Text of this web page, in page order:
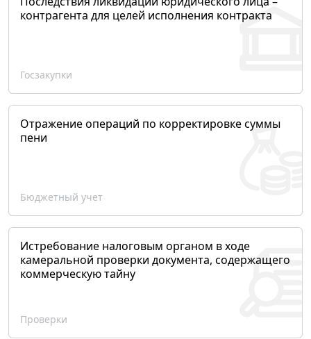
контрагента для целей исполнения контракта
Госзакупки
Отражение операций по корректировке суммы
пени
Бюджетный учет
Истребование налоговым органом в ходе
камеральной проверки документа, содержащего
коммерческую тайну
Проверки